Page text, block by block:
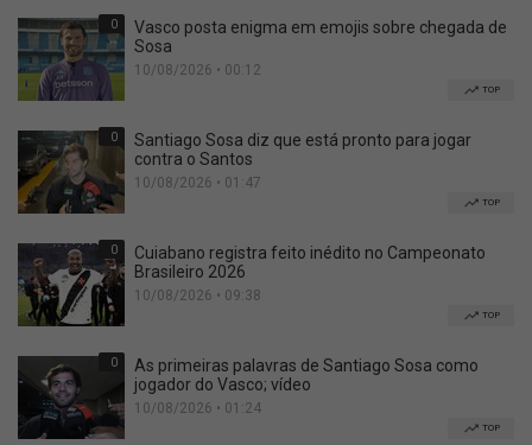
0
Vasco posta enigma em emojis sobre chegada de
Sosa
10/08/2026 • 00:12
TOP
0
Santiago Sosa diz que está pronto para jogar
contra o Santos
10/08/2026 • 01:47
TOP
0
Cuiabano registra feito inédito no Campeonato
Brasileiro 2026
10/08/2026 • 09:38
TOP
0
As primeiras palavras de Santiago Sosa como
jogador do Vasco; vídeo
10/08/2026 • 01:24
TOP